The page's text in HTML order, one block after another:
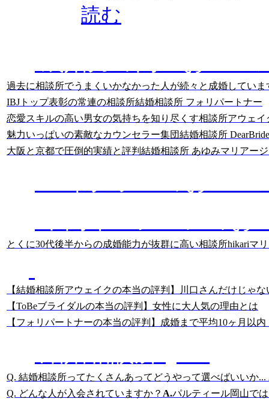
読む
過去に相談所でうまくいかなかった人が続々と成婚していま
IBJトップ表彰の常連の相談所結婚相談所 フォリパートナー
恋愛スキルの高い男女の気持ちを知り尽くす相談所アウェイ
魅力いっぱいの素敵なカウンセラー集団結婚相談所
大阪と京都で圧倒的実績と評判 結婚相談所 あゆみマリアー
とくに30代後半からの成婚能力が抜群に高い相談所hikariマ
【結婚相談所アウェイクの本当の評判】川口さんだけじゃ
【ToBeブライダルの本当の評判】女性に大人気の理由とは
【フォリパートナーの本当の評判】成婚まで平均10ヶ月以内
Q. 結婚相談所ってたくさんあってどうやって選べばいいか...
Q. どんな人が入会されていますか？ A.パルティール岡山で